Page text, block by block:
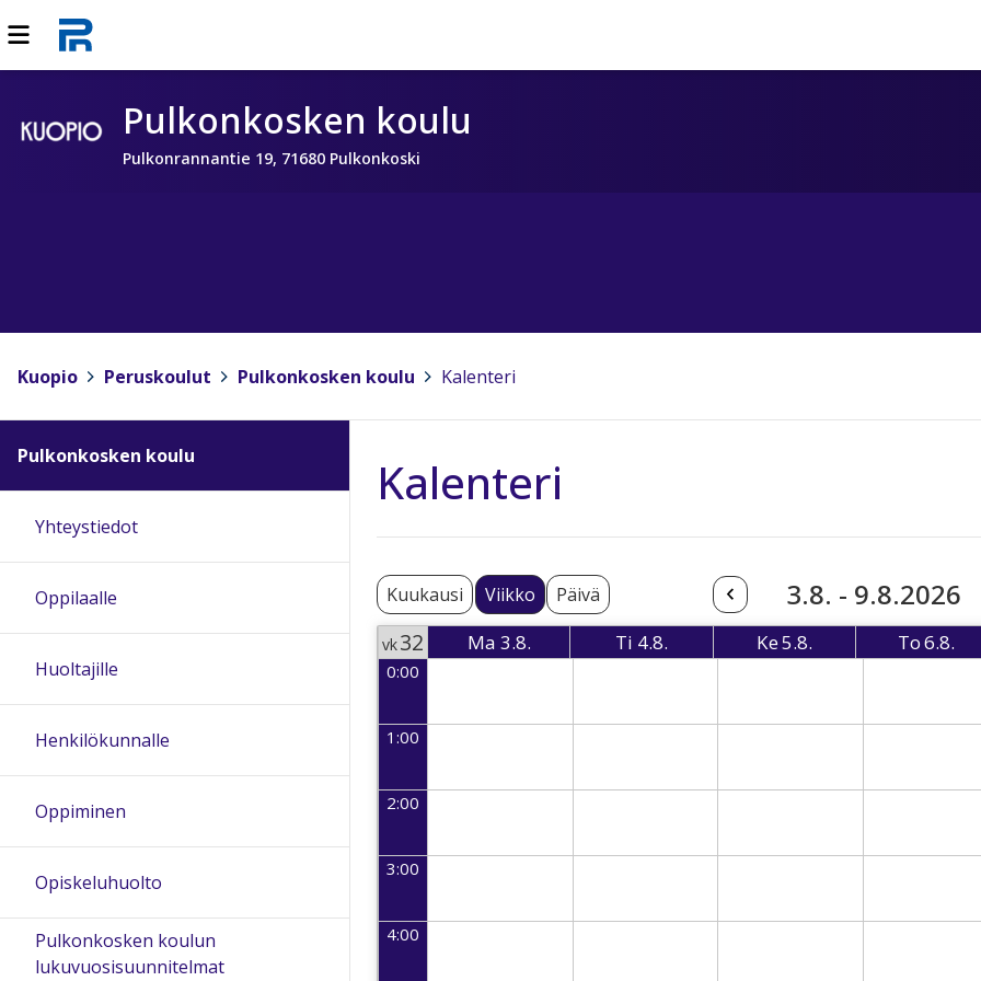
Pulkonkosken koulu
Pulkonrannantie 19, 71680 Pulkonkoski
Kuopio Peruskoulut Pulkonkosken koulu Kalenteri
Kalenteri
Kuukausi Viikko Päivä 3.8. - 9.8.2026
vk32
Week 32
Ma 3.8.
Ti 4.8.
Ke5.8.
To6.8.
0:00
1:00
2:00
3:00
4:00
Pulkonkosken koulu
Yhteystiedot
Oppilaalle
Huoltajille
Henkilökunnalle
Oppiminen
Opiskeluhuolto
Pulkonkosken koulun
lukuvuosisuunnitelmat